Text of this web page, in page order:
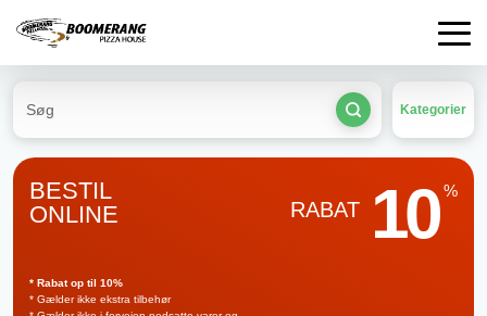
Kategorier
BESTIL
ONLINE
RABAT 10 %
* Rabat op til 10%
* Gælder ikke ekstra tilbehør